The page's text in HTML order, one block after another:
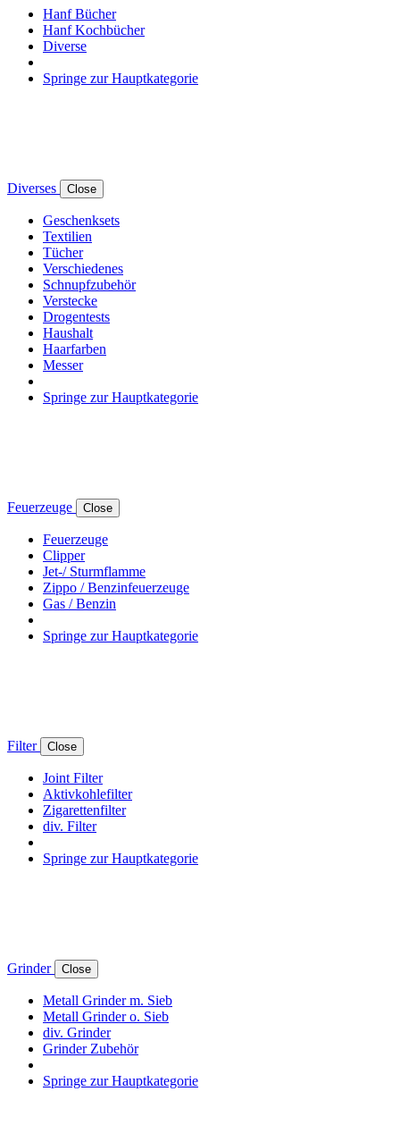
Hanf Bücher
Hanf Kochbücher
Diverse
Springe zur Hauptkategorie
Diverses Close
Geschenksets
Textilien
Tücher
Verschiedenes
Schnupfzubehör
Verstecke
Drogentests
Haushalt
Haarfarben
Messer
Springe zur Hauptkategorie
Feuerzeuge Close
Feuerzeuge
Clipper
Jet-/ Sturmflamme
Zippo / Benzinfeuerzeuge
Gas / Benzin
Springe zur Hauptkategorie
Filter Close
Joint Filter
Aktivkohlefilter
Zigarettenfilter
div. Filter
Springe zur Hauptkategorie
Grinder Close
Metall Grinder m. Sieb
Metall Grinder o. Sieb
div. Grinder
Grinder Zubehör
Springe zur Hauptkategorie